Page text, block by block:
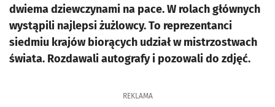
dwiema dziewczynami na pace. W rolach głównych
wystąpili najlepsi żużlowcy. To reprezentanci
siedmiu krajów biorących udział w mistrzostwach
świata. Rozdawali autografy i pozowali do zdjęć.
REKLAMA